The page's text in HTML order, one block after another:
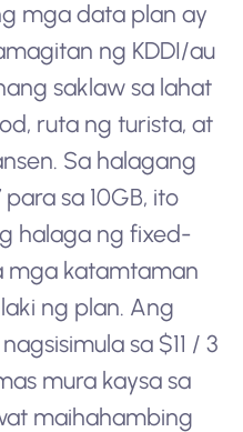
mga data plan ay
ng KDDI/au
saklaw sa lahat
ruta ng turista, at
Sa halagang
sa 10GB, ito
halaga ng fixed-
mga katamtaman
ng plan. Ang
sa $11 / 3
mura kaysa sa
maihahambing